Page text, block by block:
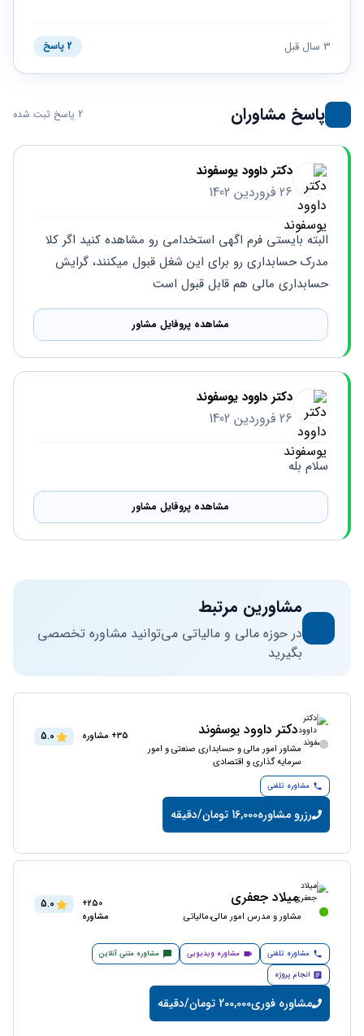
حقوقی
خانواده
حقوقی
کسب
بهینه
سایت
3 سال قبل 2 پاسخ
پاسخ مشاوران 2 پاسخ ثبت شده
دکتر داوود یوسفوند
26 فروردین 1402
حسابداری مالی هم قابل قبول است
مشاهده پروفایل مشاور
دکتر داوود یوسفوند
26 فروردین 1402
سلام بله
مشاهده پروفایل مشاور
مشاورین مرتبط
در حوزه مالی و مالیاتی می‌توانید مشاوره تخصصی
بگیرید
دکتر داوود یوسفوند
مشاور امور مالی و حسابداری صنعتی و امور
سرمایه گذاری و اقتصادی
35+ مشاوره 5.0
مشاوره تلفنی
رزرو مشاوره16,000 تومان/دقیقه
میلاد جعفری
مشاور و مدرس امور مالی،مالیاتی
250+
مشاوره
5.0
مشاوره تلفنی مشاوره ویدیویی
مشاوره متنی آنلاین
انجام پروژه
مشاوره فوری200,000 تومان/دقیقه